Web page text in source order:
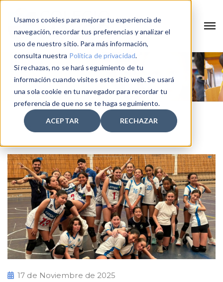
Usamos cookies para mejorar tu experiencia de
navegación, recordar tus preferencias y analizar el
uso de nuestro sitio. Para más información,
consulta nuestra Política de privacidad.
Si rechazas, no se hará seguimiento de tu
información cuando visites este sitio web. Se usará
una sola cookie en tu navegador para recordar tu
preferencia de que no se te haga seguimiento.
ACEPTAR RECHAZAR
Home torneo escolar
17 de Noviembre de 2025